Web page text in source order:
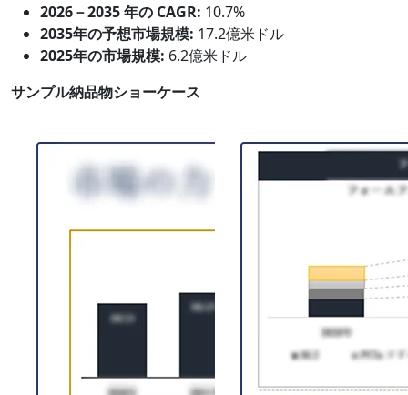
2026－2035 年の CAGR: 10.7%
2035年の予想市場規模: 17.2億米ドル
2025年の市場規模: 6.2億米ドル
サンプル納品物ショーケース